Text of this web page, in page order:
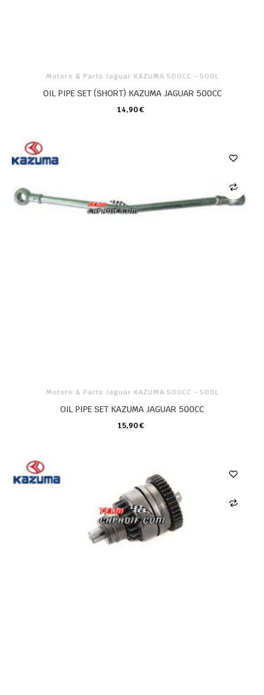
Motore & Parts Jaguar KAZUMA 500CC - 500L
OIL PIPE SET (SHORT) KAZUMA JAGUAR 500CC
14,90 €
CARRELLO
Motore & Parts Jaguar KAZUMA 500CC - 500L
OIL PIPE SET KAZUMA JAGUAR 500CC
15,90 €
CARRELLO